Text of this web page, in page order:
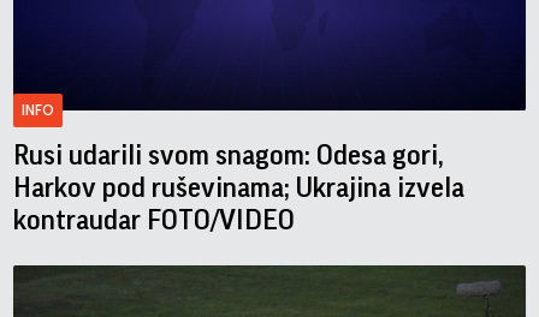
INFO
Rusi udarili svom snagom: Odesa gori,
Harkov pod ruševinama; Ukrajina izvela
kontraudar FOTO/VIDEO